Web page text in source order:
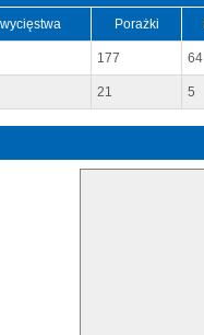
Porażki
177 64
21 5